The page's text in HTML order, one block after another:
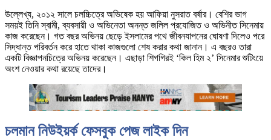
উল্লেখ্য, ২০১২ সালে চলচ্চিত্রে অভিষেক হয় আফিয়া নুসরাত বর্ষার। বেশির ভাগ
সময়ই তিনি স্বামী, ব্যবসায়ী ও অভিনেতা অনন্ত জলিল প্রযোজিত ও অভিনীত সিনেমায়
কাজ করেছেন। গত বছর অভিনয় ছেড়ে ইসলামের পথে জীবনযাপনের ঘোষণা দিলেও পরে
সিদ্ধান্ত পরিবর্তন করে হাতে থাকা কাজগুলো শেষ করার কথা জানান। এ বছরও তারা
একটি বিজ্ঞাপনচিত্রে অভিনয় করেছেন। এছাড়া শিগগিরই ‘কিল হিম ২’ সিনেমার শুটিংয়ে
অংশ নেওয়ার কথা রয়েছে তাদের।
চলমান নিউইয়র্ক ফেসবুক পেজ লাইক দিন